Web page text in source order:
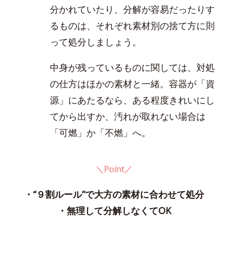
分かれていたり、分解が容易だったりす
るものは、それぞれ素材別の捨て方に則
って処分しましょう。
中身が残っているものに関しては、対処
の仕方はほかの素材と一緒。容器が「資
源」にあたるなら、ある程度きれいにし
てから出すか、汚れが取れない場合は
「可燃」か「不燃」へ。
＼Point／
・“９割ルール”で大方の素材に合わせて処分
・無理して分解しなくてOK